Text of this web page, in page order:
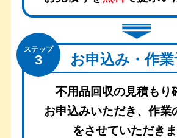
ステップ
3 お申込み・作
不用品回収の見積もり
お申込みいただき、作業
をさせていただきま